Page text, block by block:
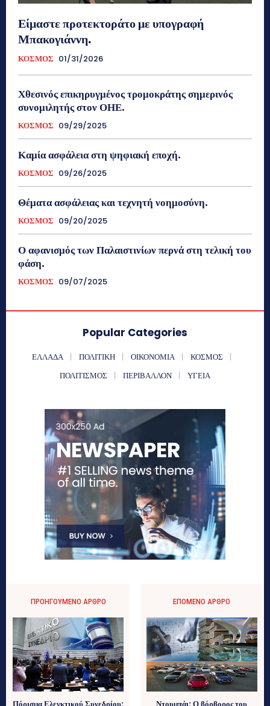
Είμαστε προτεκτοράτο με υπογραφή
Μπακογιάννη.
ΚΟΣΜΟΣ 01/31/2026
Χθεσινός επικηρυγμένος τρομοκράτης σημερινός
συνομιλητής στον ΟΗΕ.
ΚΟΣΜΟΣ 09/29/2025
Καμία ασφάλεια στη ψηφιακή εποχή.
ΚΟΣΜΟΣ 09/26/2025
Θέματα ασφάλειας και τεχνητή νοημοσύνη.
ΚΟΣΜΟΣ 09/20/2025
Ο αφανισμός των Παλαιστινίων περνά στη τελική του
φάση.
ΚΟΣΜΟΣ 09/07/2025
Popular Categories
ΕΛΛΑΔΑ ΠΟΛΙΤΙΚΗ ΟΙΚΟΝΟΜΙΑ
ΚΟΣΜΟΣ
ΠΟΛΙΤΙΣΜΟΣ
ΠΕΡΙΒΑΛΛΟΝ ΥΓΕΙΑ
ΠΡΟΗΓΟΎΜΕΝΟ ΆΡΘΡΟ ΕΠΌΜΕΝΟ ΆΡΘΡΟ